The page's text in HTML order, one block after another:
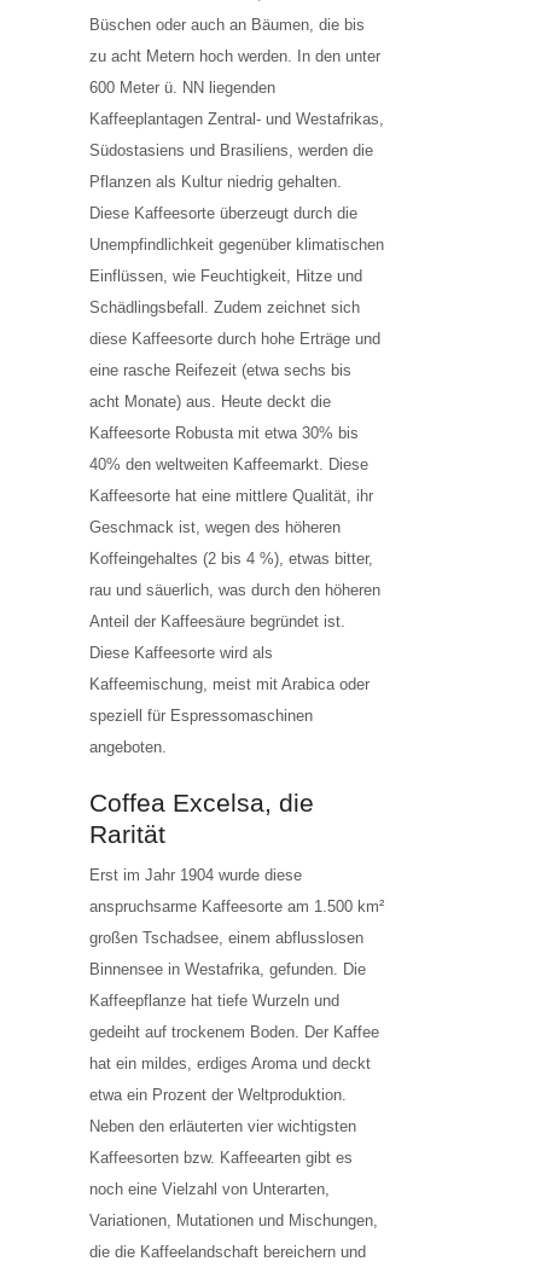
Büschen oder auch an Bäumen, die bis
zu acht Metern hoch werden. In den unter
600 Meter ü. NN liegenden
Kaffeeplantagen Zentral- und Westafrikas,
Südostasiens und Brasiliens, werden die
Pflanzen als Kultur niedrig gehalten.
Diese Kaffeesorte überzeugt durch die
Unempfindlichkeit gegenüber klimatischen
Einflüssen, wie Feuchtigkeit, Hitze und
Schädlingsbefall. Zudem zeichnet sich
diese Kaffeesorte durch hohe Erträge und
eine rasche Reifezeit (etwa sechs bis
acht Monate) aus. Heute deckt die
Kaffeesorte Robusta mit etwa 30% bis
40% den weltweiten Kaffeemarkt. Diese
Kaffeesorte hat eine mittlere Qualität, ihr
Geschmack ist, wegen des höheren
Koffeingehaltes (2 bis 4 %), etwas bitter,
rau und säuerlich, was durch den höheren
Anteil der Kaffeesäure begründet ist.
Diese Kaffeesorte wird als
Kaffeemischung, meist mit Arabica oder
speziell für Espressomaschinen
angeboten.
Coffea Excelsa, die
Rarität
Erst im Jahr 1904 wurde diese
anspruchsarme Kaffeesorte am 1.500 km²
großen Tschadsee, einem abflusslosen
Binnensee in Westafrika, gefunden. Die
Kaffeepflanze hat tiefe Wurzeln und
gedeiht auf trockenem Boden. Der Kaffee
hat ein mildes, erdiges Aroma und deckt
etwa ein Prozent der Weltproduktion.
Neben den erläuterten vier wichtigsten
Kaffeesorten bzw. Kaffeearten gibt es
noch eine Vielzahl von Unterarten,
Variationen, Mutationen und Mischungen,
die die Kaffeelandschaft bereichern und